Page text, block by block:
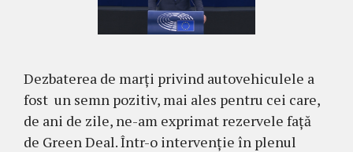
Dezbaterea de marți privind autovehiculele a
fost un semn pozitiv, mai ales pentru cei care,
de ani de zile, ne-am exprimat rezervele față
de Green Deal. Într-o intervenție în plenul